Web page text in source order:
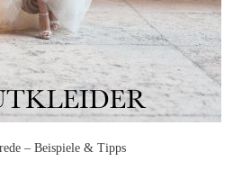
– Beispiele & Tipps